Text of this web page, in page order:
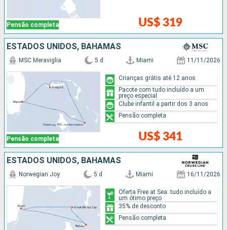
Pensão completa US$ 319
ESTADOS UNIDOS, BAHAMAS
Pensão completa
MSC Meraviglia 5 d Miami 11/11/2026
US$ 341
Crianças grátis até 12 anos
Pacote com tudo incluído a um
preço especial
Clube infantil a partir dos 3 anos
Pensão completa
ESTADOS UNIDOS, BAHAMAS
Norwegian Joy 5 d Miami 16/11/2026
Oferta Free at Sea: tudo incluído a
um ótimo preço
35% de desconto
Pensão completa